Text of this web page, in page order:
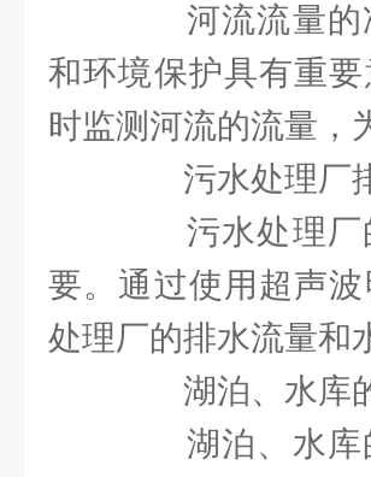
河流流量的
和环境保护具有重
时监测河流的流量，
污水处理厂
污水处理厂
要。通过使用超声
处理厂的排水流量和
湖泊、水库
湖泊、水库